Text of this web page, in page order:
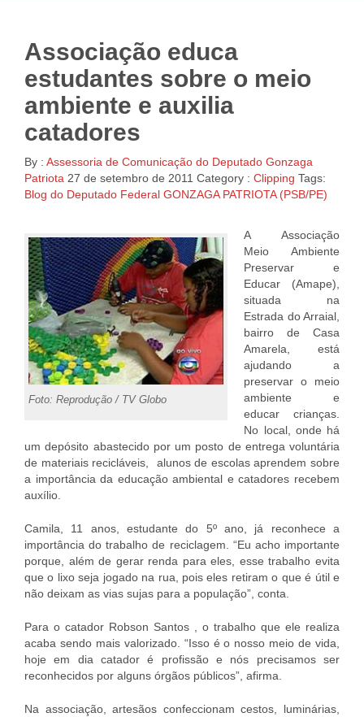
Associação educa
estudantes sobre o meio
ambiente e auxilia
catadores
By : Assessoria de Comunicação do Deputado Gonzaga
Patriota 27 de setembro de 2011 Category : Clipping Tags:
Blog do Deputado Federal GONZAGA PATRIOTA (PSB/PE)
Foto: Reprodução / TV Globo
A Associação
Meio Ambiente
Preservar e
Educar (Amape),
situada na
Estrada do Arraial,
bairro de Casa
Amarela, está
ajudando a
preservar o meio
ambiente e
educar crianças.
No local, onde há
um depósito abastecido por um posto de entrega voluntária
de materiais recicláveis, alunos de escolas aprendem sobre
a importância da educação ambiental e catadores recebem
auxílio.
Camila, 11 anos, estudante do 5º ano, já reconhece a
importância do trabalho de reciclagem. “Eu acho importante
porque, além de gerar renda para eles, esse trabalho evita
que o lixo seja jogado na rua, pois eles retiram o que é útil e
não deixam as vias sujas para a população”, conta.
Para o catador Robson Santos
, o trabalho que ele realiza
acaba sendo mais valorizado. “Isso é o nosso meio de vida,
hoje em dia catador é profissão e nós precisamos ser
reconhecidos por alguns órgãos públicos”, afirma.
Na associação, artesãos confeccionam cestos, luminárias,